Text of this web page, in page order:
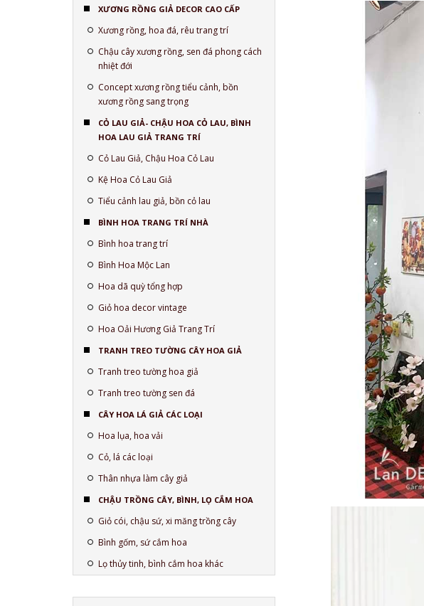
XƯƠNG RỒNG GIẢ DECOR CAO CẤP
Xương rồng, hoa đá, rêu trang trí
Chậu cây xương rồng, sen đá phong cách
nhiệt đới
Concept xương rồng tiểu cảnh, bồn
xương rồng sang trọng
CỎ LAU GIẢ- CHẬU HOA CỎ LAU, BÌNH
HOA LAU GIẢ TRANG TRÍ
Cỏ Lau Giả, Chậu Hoa Cỏ Lau
Kệ Hoa Cỏ Lau Giả
Tiểu cảnh lau giả, bồn cỏ lau
BÌNH HOA TRANG TRÍ NHÀ
Bình hoa trang trí
Bình Hoa Mộc Lan
Hoa dã quỳ tổng hợp
Giỏ hoa decor vintage
Hoa Oải Hương Giả Trang Trí
TRANH TREO TƯỜNG CÂY HOA GIẢ
Tranh treo tường hoa giả
Tranh treo tường sen đá
CÂY HOA LÁ GIẢ CÁC LOẠI
Hoa lụa, hoa vải
Cỏ, lá các loại
Thân nhựa làm cây giả
CHẬU TRỒNG CÂY, BÌNH, LỌ CẮM HOA
Giỏ cói, chậu sứ, xi măng trồng cây
Bình gốm, sứ cắm hoa
Lọ thủy tinh, bình cắm hoa khác